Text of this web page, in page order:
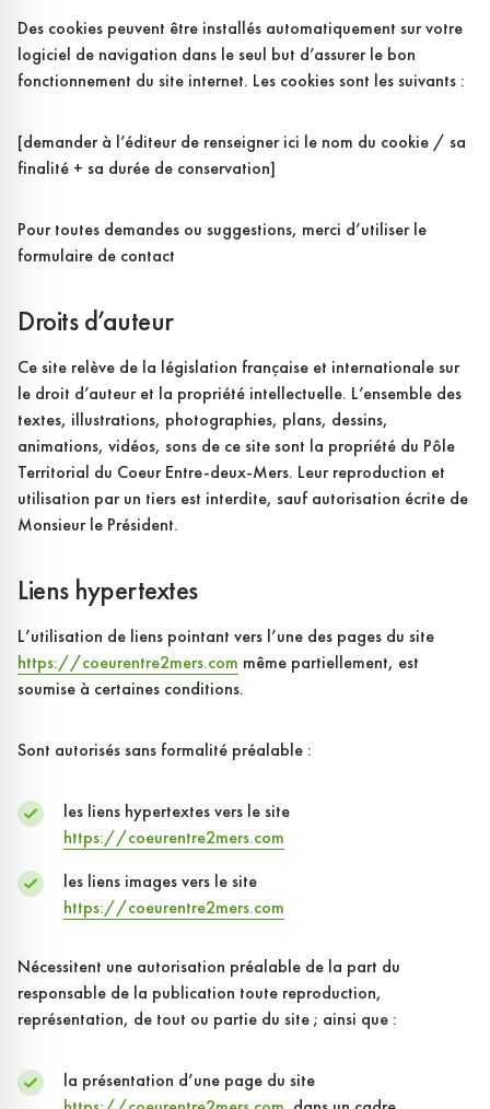
Des cookies peuvent être installés automatiquement sur votre
logiciel de navigation dans le seul but d’assurer le bon
fonctionnement du site internet. Les cookies sont les suivants :
[demander à l’éditeur de renseigner ici le nom du cookie / sa
finalité + sa durée de conservation]
Pour toutes demandes ou suggestions, merci d’utiliser le
formulaire de contact
Droits d’auteur
Ce site relève de la législation française et internationale sur
le droit d’auteur et la propriété intellectuelle. L’ensemble des
textes, illustrations, photographies, plans, dessins,
animations, vidéos, sons de ce site sont la propriété du Pôle
Territorial du Coeur Entre-deux-Mers. Leur reproduction et
utilisation par un tiers est interdite, sauf autorisation écrite de
Monsieur le Président.
Liens hypertextes
L’utilisation de liens pointant vers l’une des pages du site
https://coeurentre2mers.com même partiellement, est
soumise à certaines conditions.
Sont autorisés sans formalité préalable :
les liens hypertextes vers le site
https://coeurentre2mers.com
les liens images vers le site
https://coeurentre2mers.com
Nécessitent une autorisation préalable de la part du
responsable de la publication toute reproduction,
représentation, de tout ou partie du site ; ainsi que :
la présentation d’une page du site